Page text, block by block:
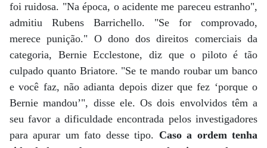
foi ruidosa. "Na época, o acidente me pareceu estranho",
admitiu Rubens Barrichello. "Se for comprovado,
merece punição." O dono dos direitos comerciais da
categoria, Bernie Ecclestone, diz que o piloto é tão
culpado quanto Briatore. "Se te mando roubar um banco
e você faz, não adianta depois dizer que fez ‘porque o
Bernie mandou’", disse ele. Os dois envolvidos têm a
seu favor a dificuldade encontrada pelos investigadores
para apurar um fato desse tipo. Caso a ordem tenha